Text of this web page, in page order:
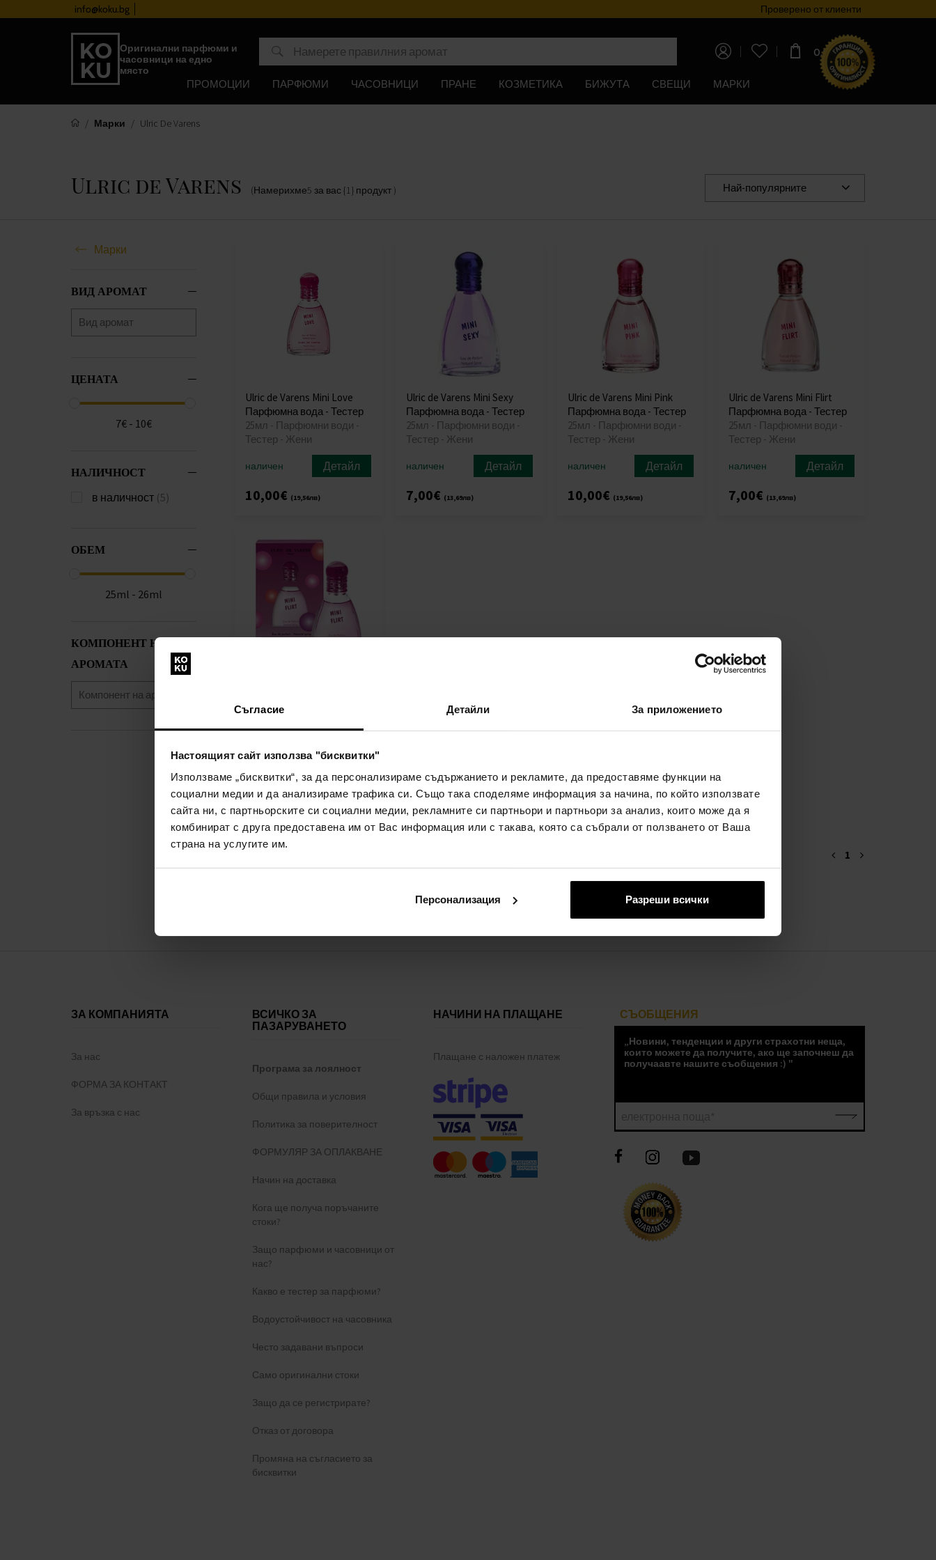
Съгласие Детайли За приложението
Настоящият сайт използва "бисквитки"
Използваме „бисквитки“, за да персонализираме съдържанието и рекламите, да предоставяме функции на
социални медии и да анализираме трафика си. Също така споделяме информация за начина, по който използвате
сайта ни, с партньорските си социални медии, рекламните си партньори и партньори за анализ, които може да я
комбинират с друга предоставена им от Вас информация или с такава, която са събрали от ползването от Ваша
страна на услугите им.
Персонализация Разреши всички
info@koku.bg Програма за лоялностПроверено от клиенти
Оригинални парфюми и
часовници на едно
място
0,00€ (0,00лв)
ПРОМОЦИИ ПАРФЮМИ ЧАСОВНИЦИ ПРАНЕ КОЗМЕТИКА БИЖУТА СВЕЩИ МАРКИ
Марки Ulric De Varens
Ulric de Varens (Намерихме5 за вас{1} продукт ) Най-популярните
Марки
ВИД АРОМАТ
ЦЕНАТА
7€ - 10€
НАЛИЧНОСТ
в наличност (5)
ОБЕМ
25ml - 26ml
КОМПОНЕНТ НА
АРОМАТА
Ulric de Varens Mini Love
Парфюмна вода - Тестер
25мл - Парфюмни води -
Тестер - Жени
наличен Детайл
10,00€ (19,56лв)
Ulric de Varens Mini Sexy
Парфюмна вода - Тестер
25мл - Парфюмни води -
Тестер - Жени
наличен Детайл
7,00€ (13,69лв)
Ulric de Varens Mini Pink
Парфюмна вода - Тестер
25мл - Парфюмни води -
Тестер - Жени
наличен Детайл
10,00€ (19,56лв)
Ulric de Varens Mini Flirt
Парфюмна вода - Тестер
25мл - Парфюмни води -
Тестер - Жени
наличен Детайл
7,00€ (13,69лв)
25мл - Парфюмна вода -
наличен Детайл
9,00€(17,60лв)
1
ЗА КОМПАНИЯТА
За нас
ФОРМА ЗА КОНТАКТ
За връзка с нас
ВСИЧКО ЗА
ПАЗАРУВАНЕТО
Програма за лоялност
Общи правила и условия
Политика за поверителност
ФОРМУЛЯР ЗА ОПЛАКВАНЕ
Начин на доставка
Кога ще получа поръчаните
стоки?
Защо парфюми и часовници от
нас?
Какво е тестер за парфюми?
Водоустойчивост на часовника
Често задавани въпроси
Само оригинални стоки
Защо да се регистрирате?
Отказ от договора
Промяна на съгласието за
бисквитки
НАЧИНИ НА ПЛАЩАНЕ
Плащане с наложен платеж
СЪОБЩЕНИЯ
„Новини, тенденции и други страхотни неща,
които можете да получите, ако ще започнеш да
получаавте нашите съобщения :) "